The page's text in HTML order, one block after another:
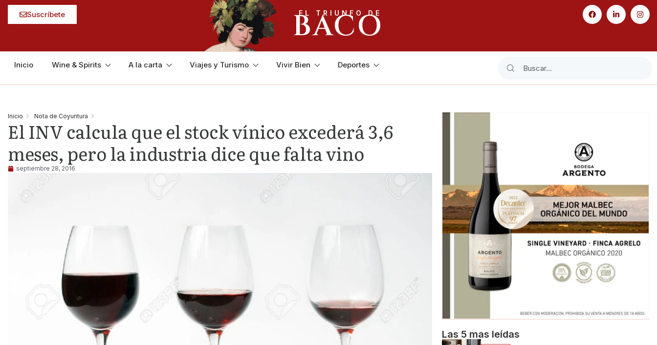
Suscríbete EL TRIUNFO DE
BACO
Inicio Wine & Spirits A la carta Viajes y Turismo Vivir Bien Deportes
Inicio Nota de Coyuntura
El INV calcula que el stock vínico excederá 3,6
meses, pero la industria dice que falta vino
septiembre 28, 2016
Las 5 mas leídas